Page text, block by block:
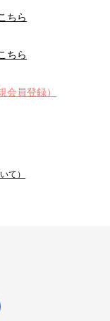
ちら
ちら
員登録）
て）